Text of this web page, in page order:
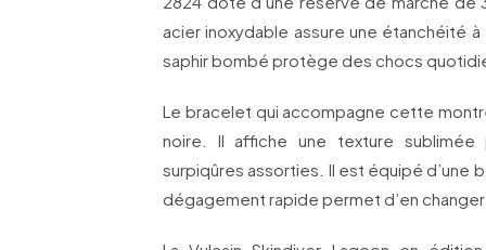
acier inoxydable assure une étanchéité
saphir bombé protège des chocs
Le bracelet qui accompagne cette
noire. Il affiche une texture
surpiqûres assorties. Il est équipé d’une
dégagement rapide permet d’en changer